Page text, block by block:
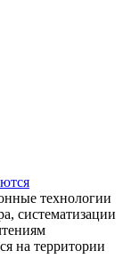
технологии
систематизации
на территории